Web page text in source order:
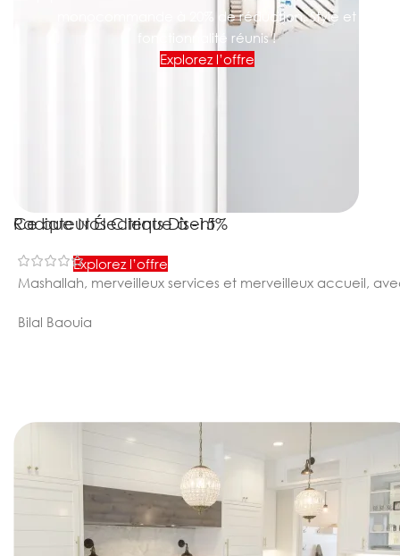
monocommande à 20% de réduction. Style et
fonctionnalité réunis !
Explorez l’offre
Radiateur Électrique à -15%
Explorez l’offre
Ce que Nos Clients Disent
Mashallah, merveilleux services et merveilleux accueil,
Bilal Baouia